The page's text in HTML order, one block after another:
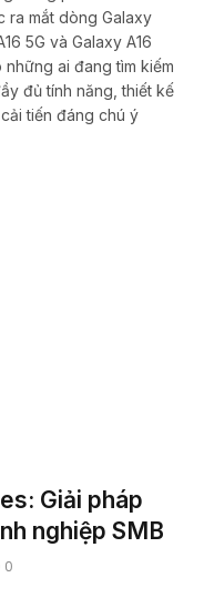
ra mắt dòng Galaxy
5G và Galaxy A16
ai đang tìm kiếm
đủ tính năng, thiết kế
tiến đáng chú ý
Giải pháp
nghiệp SMB
0